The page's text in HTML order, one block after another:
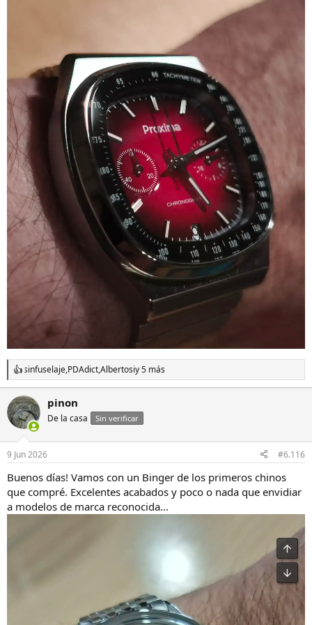
R
e
a
c
c
o
n
e
s
sinfuselaje,PDAdict,Albertosiy 5 más
pinon
De la casa Sin verificar
9 Jun 2026 #6.116
Buenos días! Vamos con un Binger de los primeros chinos
que compré. Excelentes acabados y poco o nada que envidiar
a modelos de marca reconocida...